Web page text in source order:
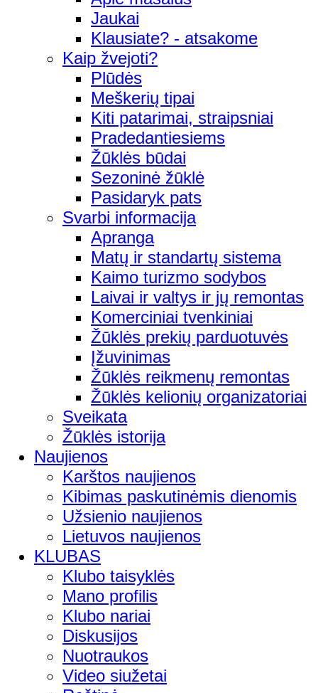
Jaukai
Klausiate? - atsakome
Kaip žvejoti?
Plūdės
Meškerių tipai
Kiti patarimai, straipsniai
Pradedantiesiems
Žūklės būdai
Sezoninė žūklė
Pasidaryk pats
Svarbi informacija
Apranga
Matų ir standartų sistema
Kaimo turizmo sodybos
Laivai ir valtys ir jų remontas
Komerciniai tvenkiniai
Žūklės prekių parduotuvės
Įžuvinimas
Žūklės reikmenų remontas
Žūklės kelionių organizatoriai
Sveikata
Žūklės istorija
Naujienos
Karštos naujienos
Kibimas paskutinėmis dienomis
Užsienio naujienos
Lietuvos naujienos
KLUBAS
Klubo taisyklės
Mano profilis
Klubo nariai
Diskusijos
Nuotraukos
Video siužetai